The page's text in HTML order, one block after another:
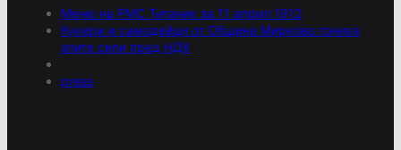
Меню на РМС Титаник за 11 април 1912
Кукери и самодейци от Община Мирково гониха
злите сили пред НДК
press